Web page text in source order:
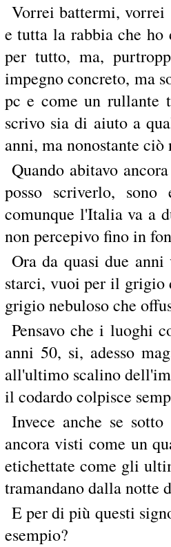
Vorrei battermi, vorrei
e tutta la rabbia che
per tutto, ma,
impegno concreto, ma
pc e come un rullante
scrivo sia di aiuto a
anni, ma nonostante
Quando abitavo
posso scriverlo,
comunque l'Italia va a
non percepivo fino in
Ora da quasi due
starci, vuoi per il
grigio nebuloso che
Pensavo che i luoghi
anni 50, si, adesso
all'ultimo scalino
il codardo colpisce
Invece anche se
ancora visti come un
etichettate come gli
tramandano dalla notte
E per di più questi
esempio?